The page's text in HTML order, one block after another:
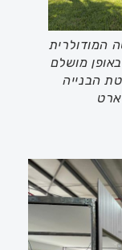
המודולרית
מושלם
הבנייה